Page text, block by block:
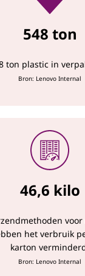
548 ton
ton plastic in
Bron: Lenovo Internal
46,6 kilo
het verbruik
karton
Bron: Lenovo Internal